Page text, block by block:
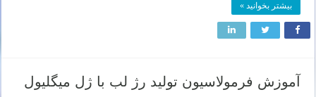
بیشتر بخوانید »
آموزش فرمولاسیون تولید رژ لب با ژل میگلیول